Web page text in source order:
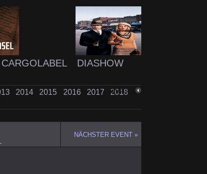
CARGOLABEL
DIASHOW
2014 2015 2016 2017
2018
ZURÜCK
NÄCHSTER EVENT »